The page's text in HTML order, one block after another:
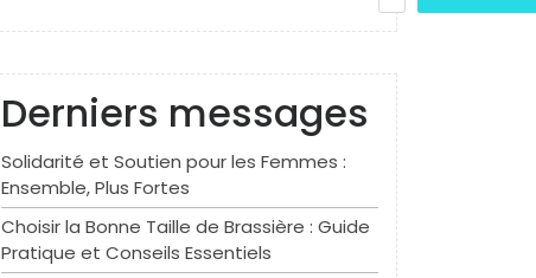
Derniers messages
Solidarité et Soutien pour les Femmes :
Ensemble, Plus Fortes
Choisir la Bonne Taille de Brassière : Guide
Pratique et Conseils Essentiels